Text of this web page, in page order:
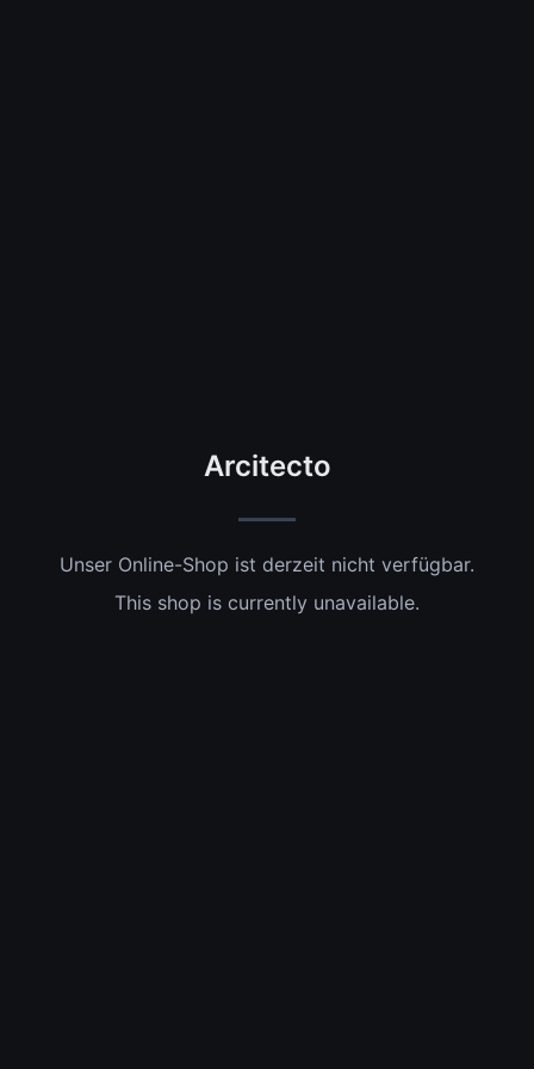
Arcitecto
Unser Online-Shop ist derzeit nicht verfügbar.
This shop is currently unavailable.